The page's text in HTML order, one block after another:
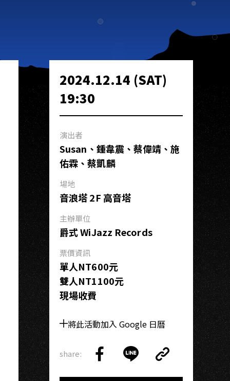
2024.12.14 (SAT)
19:30
演出者
Susan、鍾韋震、蔡偉靖、施
佑霖、蔡凱麟
場地
音浪塔 2F 高音塔
主辦單位
爵式 WiJazz Records
票價資訊
單人NT600元
雙人NT1100元
現場收費
將此活動加入 Google 日曆
share:
Copy